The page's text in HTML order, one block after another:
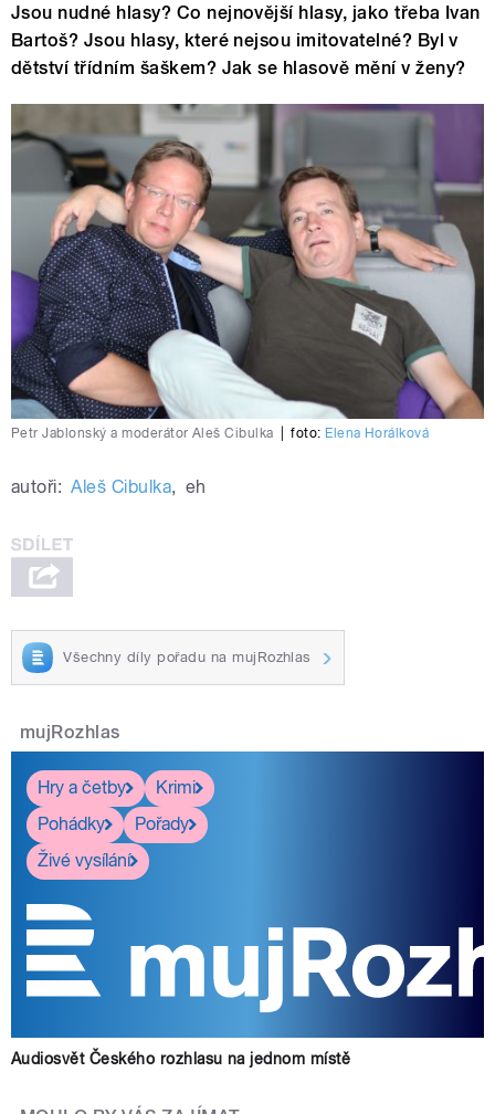
Jsou nudné hlasy? Co nejnovější hlasy, jako třeba Ivan
Bartoš? Jsou hlasy, které nejsou imitovatelné? Byl v
dětství třídním šaškem? Jak se hlasově mění v ženy?
Petr Jablonský a moderátor Aleš Cibulka foto: Elena Horálková
autoři: Aleš Cibulka, eh
Všechny díly pořadu na mujRozhlas
mujRozhlas
Hry a četby
Krimi
Pohádky
Pořady
Živé vysílání
Audiosvět Českého rozhlasu na jednom místě